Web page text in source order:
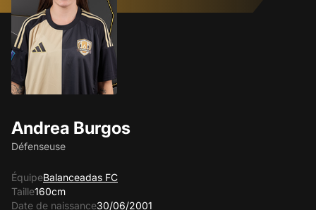
Andrea Burgos
Défenseuse
ÉquipeBalanceadas FC
Taille160cm
Date de naissance30/06/2001